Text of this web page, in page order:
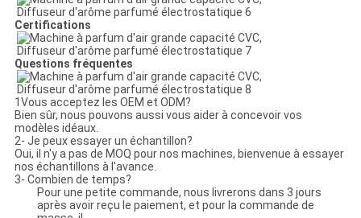
Certifications
Questions fréquentes
1Vous acceptez les OEM et ODM?
Bien sûr, nous pouvons aussi vous aider à concevoir vos
modèles idéaux.
2- Je peux essayer un échantillon?
Oui, il n'y a pas de MOQ pour nos machines, bienvenue à essayer
nos échantillons à l'avance.
3- Combien de temps?
Pour une petite commande, nous livrerons dans 3 jours
après avoir reçu le paiement, et pour la commande de